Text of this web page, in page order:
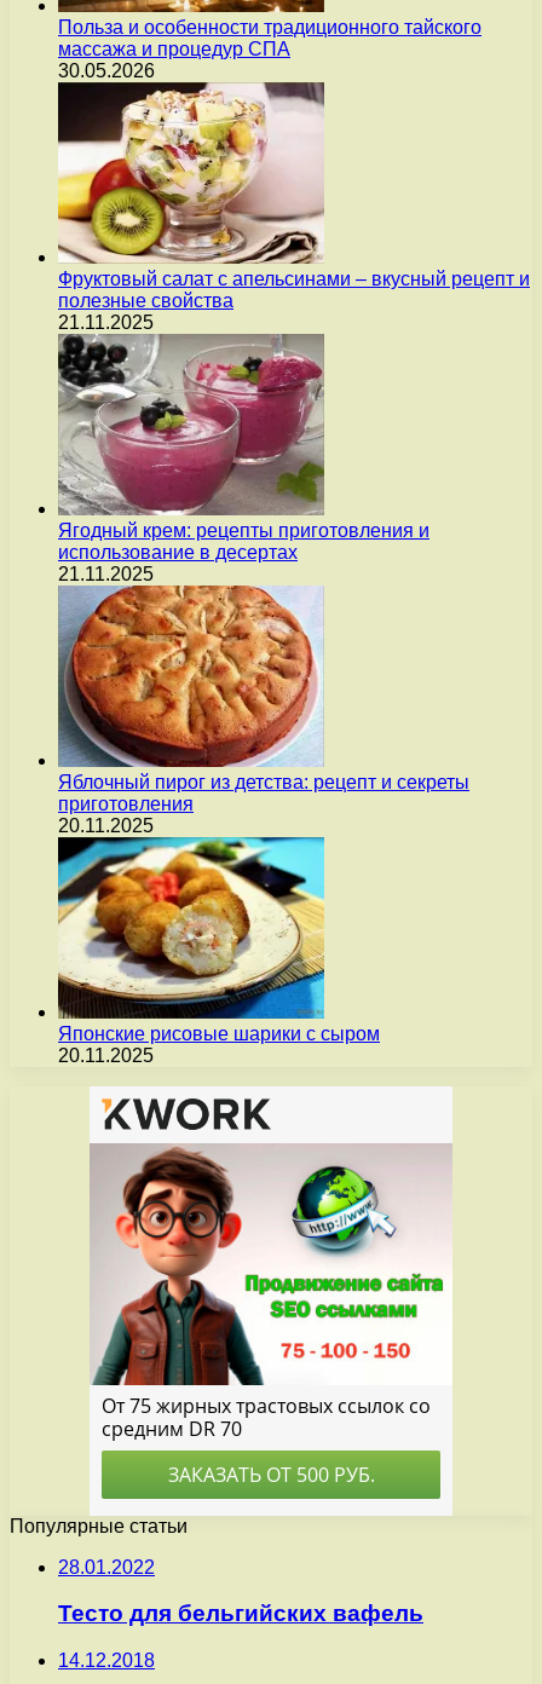
Польза и особенности традиционного тайского
массажа и процедур СПА
30.05.2026
Фруктовый салат с апельсинами – вкусный рецепт и
полезные свойства
21.11.2025
Ягодный крем: рецепты приготовления и
использование в десертах
21.11.2025
Яблочный пирог из детства: рецепт и секреты
приготовления
20.11.2025
Японские рисовые шарики с сыром
20.11.2025
Популярные статьи
28.01.2022
Тесто для бельгийских вафель
14.12.2018